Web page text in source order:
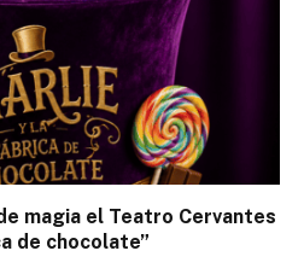
magia el Teatro Cervantes
de chocolate”